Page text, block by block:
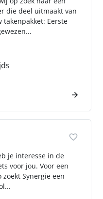
die deel uitmaakt van
takenpakket: Eerste
je interesse in de
voor jou. Voor een
Synergie een